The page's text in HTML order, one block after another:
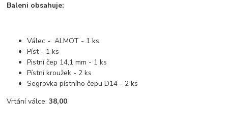
Baleni obsahuje:
Válec - ALMOT - 1 ks
Píst - 1 ks
Pistní čep 14,1 mm - 1 ks
Pístní kroužek - 2 ks
Segrovka pístního čepu D14 - 2 ks
Vrtání válce:38,00